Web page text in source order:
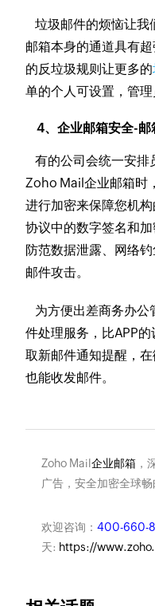
垃圾邮件的烦恼让我
邮箱本身的通道具有
的反垃圾规则让更多的
单的个人可设置，管理
4、企业邮箱安全-邮
有的公司会统一安排
Zoho Mail企业邮箱时
进行加密来保障您机
协议中的数字签名和
防范数据泄露、网络
邮件攻击。
为方便出差商务办公
件处理服务，比APP
取新邮件通知提醒，
也能收发邮件。
Zoho Mail企业邮箱，
广告，安全加密全球畅
欢迎咨询： 400-660-
天: https://